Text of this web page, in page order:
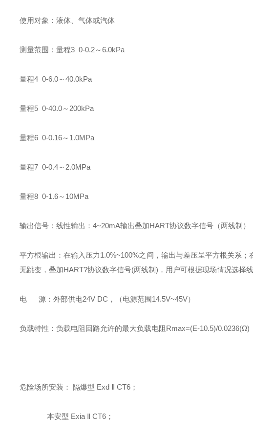
使用对象：液体、气体或汽体
测量范围：量程3 0-0.2～6.0kPa
量程4 0-6.0～40.0kPa
量程5 0-40.0～200kPa
量程6 0-0.16～1.0MPa
量程7 0-0.4～2.0MPa
量程8 0-1.6～10MPa
输出信号：线性输出：4~20mA输出叠加HART协议数字信号（两线制）
平方根输出：在输入压力1.0%~100%之间，输出与差压呈平方根关系
无跳变，叠加HART?协议数字信号(两线制)，用户可根据现场情况选择
电 源：外部供电24V DC，（电源范围14.5V~45V）
负载特性：负载电阻回路允许的最大负载电阻Rmax=(E-10.5)/0.0236(Ω)
危险场所安装： 隔爆型 Exd Ⅱ CT6；
本安型 Exia Ⅱ CT6；